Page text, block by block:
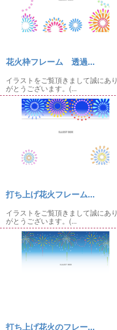
花火枠フレーム 透過...
イラストをご覧頂きまして誠にあり
がとうございます。(...
打ち上げ花火フレーム...
イラストをご覧頂きまして誠にあり
がとうございます。(...
打ち上げ花火のフレー...